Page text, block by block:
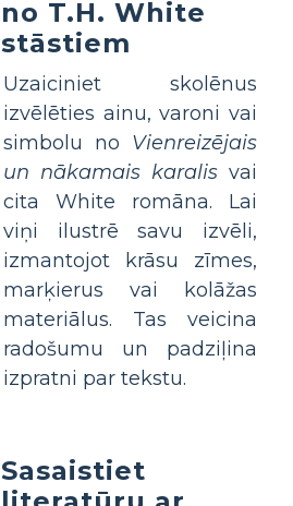
no T.H. White
stāstiem
Uzaiciniet skolēnus
izvēlēties ainu, varoni vai
simbolu no Vienreizējais
un nākamais karalis vai
cita White romāna. Lai
viņi ilustrē savu izvēli,
izmantojot krāsu zīmes,
marķierus vai kolāžas
materiālus. Tas veicina
radošumu un padziļina
izpratni par tekstu.
Sasaistiet